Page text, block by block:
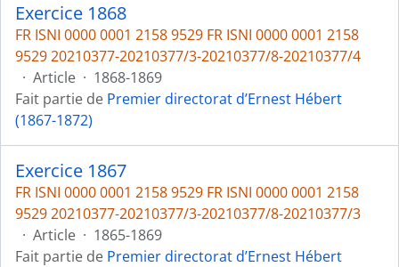
Exercice 1868
FR ISNI 0000 0001 2158 9529 FR ISNI 0000 0001 2158
9529 20210377-20210377/3-20210377/8-20210377/4
· Article · 1868-1869
Fait partie de Premier directorat d’Ernest Hébert
(1867-1872)
Exercice 1867
FR ISNI 0000 0001 2158 9529 FR ISNI 0000 0001 2158
9529 20210377-20210377/3-20210377/8-20210377/3
· Article · 1865-1869
Fait partie de Premier directorat d’Ernest Hébert